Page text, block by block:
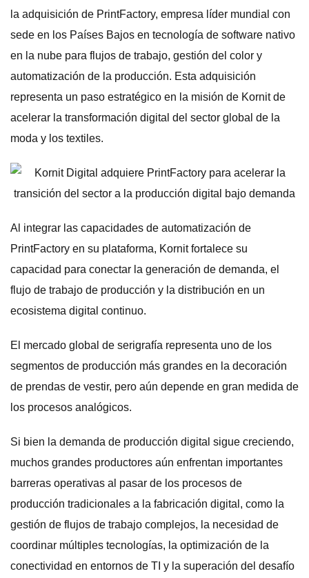
la adquisición de PrintFactory, empresa líder mundial con
sede en los Países Bajos en tecnología de software nativo
en la nube para flujos de trabajo, gestión del color y
automatización de la producción. Esta adquisición
representa un paso estratégico en la misión de Kornit de
acelerar la transformación digital del sector global de la
moda y los textiles.
Al integrar las capacidades de automatización de
PrintFactory en su plataforma, Kornit fortalece su
capacidad para conectar la generación de demanda, el
flujo de trabajo de producción y la distribución en un
ecosistema digital continuo.
El mercado global de serigrafía representa uno de los
segmentos de producción más grandes en la decoración
de prendas de vestir, pero aún depende en gran medida de
los procesos analógicos.
Si bien la demanda de producción digital sigue creciendo,
muchos grandes productores aún enfrentan importantes
barreras operativas al pasar de los procesos de
producción tradicionales a la fabricación digital, como la
gestión de flujos de trabajo complejos, la necesidad de
coordinar múltiples tecnologías, la optimización de la
conectividad en entornos de TI y la superación del desafío